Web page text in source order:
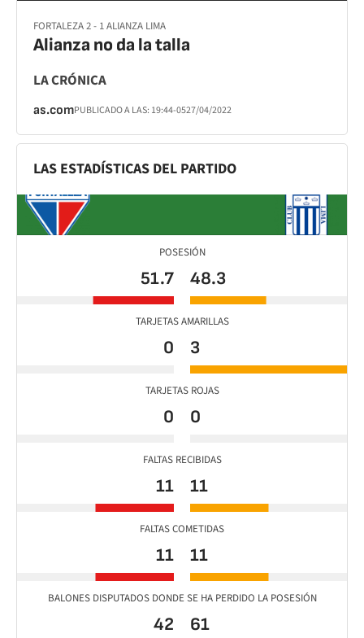
FORTALEZA 2 - 1 ALIANZA LIMA
Alianza no da la talla
LA CRÓNICA
as.comPUBLICADO A LAS: 19:44-0527/04/2022
LAS ESTADÍSTICAS DEL PARTIDO
POSESIÓN
51.7 48.3
TARJETAS AMARILLAS
0 3
TARJETAS ROJAS
0 0
FALTAS RECIBIDAS
11 11
FALTAS COMETIDAS
11 11
BALONES DISPUTADOS DONDE SE HA PERDIDO LA POSESIÓN
42 61